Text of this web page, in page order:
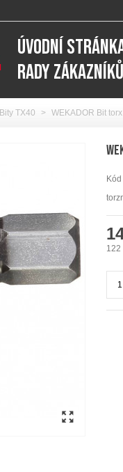
ÚVODNÍ
RADY
Bity TX40 > WEKADOR Bit
122